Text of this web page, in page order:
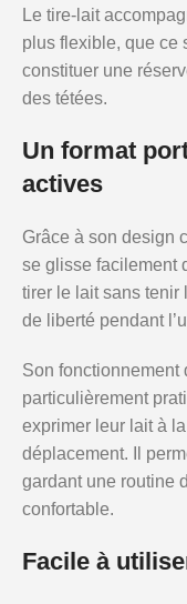
Le tire-lait
plus flexible, que ce
constituer une
des tétées.
Un format
actives
Grâce à son design
se glisse facilement
tirer le lait sans tenir
de liberté pendant
Son fonctionnement
particulièrement
exprimer leur lait à
déplacement. Il
gardant une routine
confortable.
Facile à